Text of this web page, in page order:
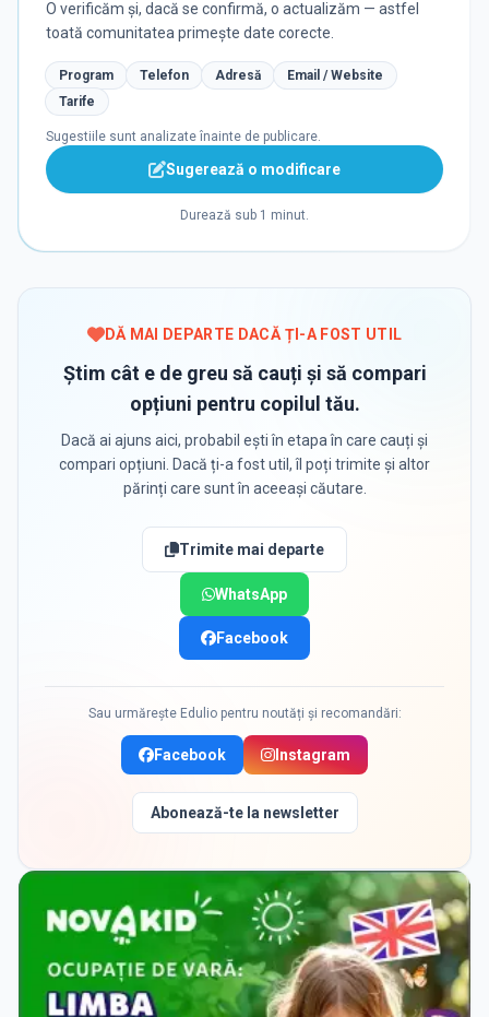
O verificăm și, dacă se confirmă, o actualizăm — astfel
toată comunitatea primește date corecte.
Program Telefon Adresă
Email / Website
Tarife
Sugestiile sunt analizate înainte de publicare.
Sugerează o modificare
Durează sub 1 minut.
DĂ MAI DEPARTE DACĂ ȚI-A FOST UTIL
Știm cât e de greu să cauți și să compari
opțiuni pentru copilul tău.
Dacă ai ajuns aici, probabil ești în etapa în care cauți și
compari opțiuni. Dacă ți-a fost util, îl poți trimite și altor
părinți care sunt în aceeași căutare.
Trimite mai departe
WhatsApp
Facebook
Sau urmărește Edulio pentru noutăți și recomandări:
Facebook Instagram
Abonează-te la newsletter